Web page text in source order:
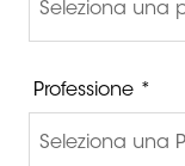
Professione *